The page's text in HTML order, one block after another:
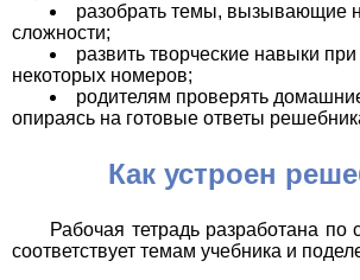
разобрать темы, вызывающие
сложности;
развить творческие навыки
некоторых номеров;
родителям проверять
опираясь на готовые ответы
Как устроен
Рабочая тетрадь разработана
соответствует темам учебника и